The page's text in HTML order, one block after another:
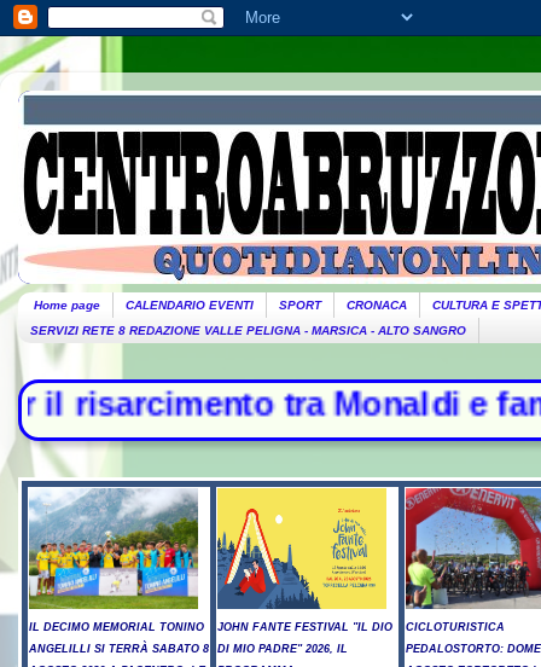
Home page CALENDARIO EVENTI SPORT CRONACA
CULTURA E
SERVIZI RETE 8 REDAZIONE VALLE PELIGNA - MARSICA - ALTO SANGRO
tra Monaldi e famiglia -
IL DECIMO MEMORIAL TONINO
ANGELILLI SI TERRÀ SABATO 8
JOHN FANTE FESTIVAL "IL DIO
DI MIO PADRE" 2026, IL
CICLOTURISTICA
PEDALOSTORTO: